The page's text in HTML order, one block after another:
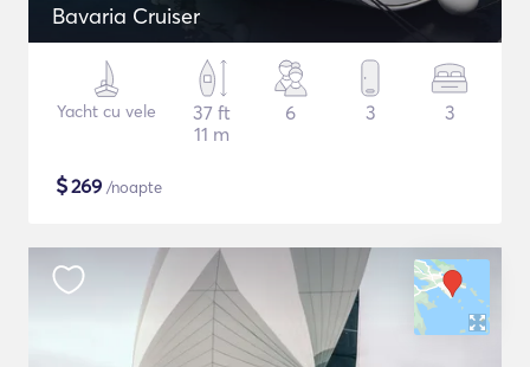
Bavaria Cruiser
Yacht cu vele
37 ft
11 m
6 3 3
$269 /noapte